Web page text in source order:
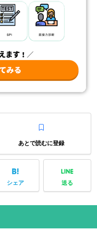
あとで読むに登録
シェア 送る